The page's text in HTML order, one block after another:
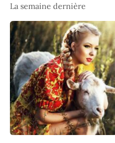
La semaine dernière